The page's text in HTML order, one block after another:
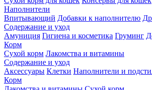
Наполнители
Впитывающий Добавки к наполнителю
Содержание и уход
Амуниция Гигиена и косметика Груминг
Корм
Сухой корм Лакомства и витамины
Содержание и уход
Аксессуары Клетки Наполнители и
Корм